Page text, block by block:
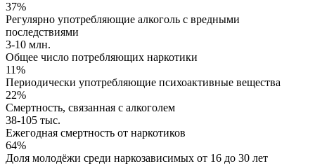
37%
Регулярно употребляющие алкоголь с вредными
последствиями
3-10 млн.
Общее число потребляющих наркотики
11%
Периодически употребляющие психоактивные вещества
22%
Смертность, связанная с алкоголем
38-105 тыс.
Ежегодная смертность от наркотиков
64%
Доля молодёжи среди наркозависимых от 16 до 30 лет